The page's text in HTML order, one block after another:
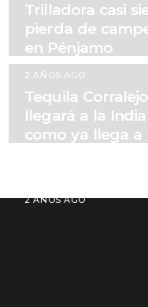
Trilladora casi
pierda de
en Pénjamo
2 AÑOS AGO
Tequila Corralejo
llegará a la India
como ya llega a
2 AÑOS AGO